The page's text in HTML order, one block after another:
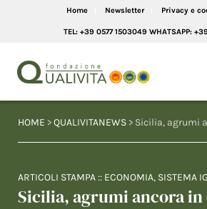
Home Newsletter Privacy e
TEL: +39 0577 1503049 WHATSAPP:
HOME >QUALIVITANEWS > Sicilia, agrumi
ARTICOLI STAMPA :: ECONOMIA, SISTEMA IG
Sicilia, agrumi ancora